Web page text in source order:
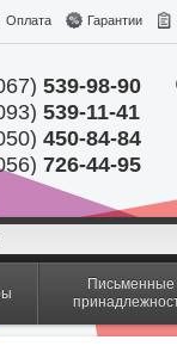
Оплата Гарантии
539-98-90
539-11-41
450-84-84
726-44-95
Письменные